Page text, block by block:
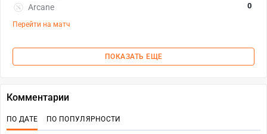
Arcane
0
Перейти на матч
ПОКАЗАТЬ ЕЩЕ
Комментарии
ПО ДАТЕ ПО ПОПУЛЯРНОСТИ